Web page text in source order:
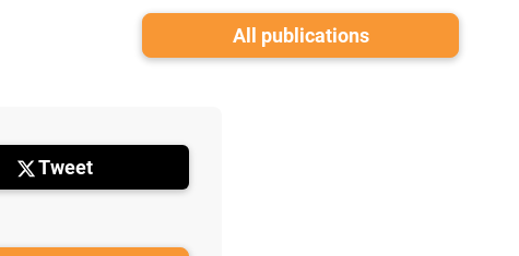
All publications
Tweet